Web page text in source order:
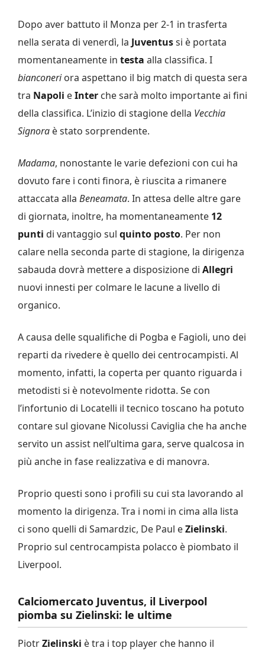
Dopo aver battuto il Monza per 2-1 in trasferta
nella serata di venerdì, la Juventussi è portata
momentaneamente in testa alla classifica. I
bianconeriora aspettano il big match di questa sera
tra Napoli eInter che sarà molto importante ai fini
della classifica. L’inizio di stagione della Vecchia
Signora è stato sorprendente.
Madama, nonostante le varie defezioni con cui ha
dovuto fare i conti finora, è riuscita a rimanere
attaccata alla Beneamata. In attesa delle altre gare
di giornata, inoltre, ha momentaneamente 12
punti di vantaggio sul quinto posto. Per non
calare nella seconda parte di stagione, la dirigenza
sabauda dovrà mettere a disposizione di Allegri
nuovi innesti per colmare le lacune a livello di
organico.
A causa delle squalifiche di Pogba e Fagioli, uno dei
reparti da rivedere è quello dei centrocampisti. Al
momento, infatti, la coperta per quanto riguarda i
metodisti si è notevolmente ridotta. Se con
l’infortunio di Locatelli il tecnico toscano ha potuto
contare sul giovane Nicolussi Caviglia che ha anche
servito un assist nell’ultima gara, serve qualcosa in
più anche in fase realizzativa e di manovra.
Proprio questi sono i profili su cui sta lavorando al
momento la dirigenza. Tra i nomi in cima alla lista
ci sono quelli di Samardzic, De Paul eZielinski.
Proprio sul centrocampista polacco è piombato il
Liverpool.
Calciomercato Juventus, il Liverpool
piomba su Zielinski: le ultime
PiotrZielinski è tra i top player che hanno il